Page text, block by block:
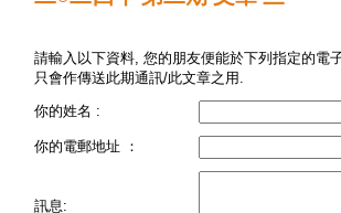
請輸入以下資料, 您的朋友便能於下列指定的電
只會作傳送此期通訊/此文章之用.
你的姓名 :
你的電郵地址 ：
訊息: